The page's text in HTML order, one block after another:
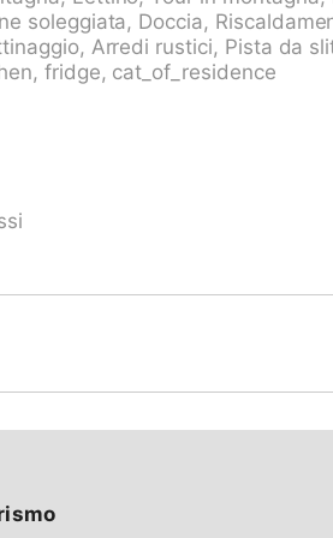
nel quartiere Valle di
fiume, immerso nel verde.
pedonale fino alla casa.
panetteria 13 km, fermata bus
"Biasca FFS - SBB" 19 km.
6 km. Attrazioni nelle vicinanze:
Locarno, Ascona, Lugano.
Lago Maggiore. Sentieri
soleggiata, Doccia,
Arredi rustici, Pista da
fridge, cat_of_residence